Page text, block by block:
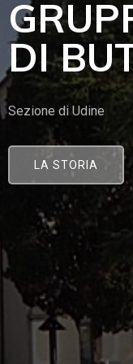
DI
Sezione di Udine
LA STORIA